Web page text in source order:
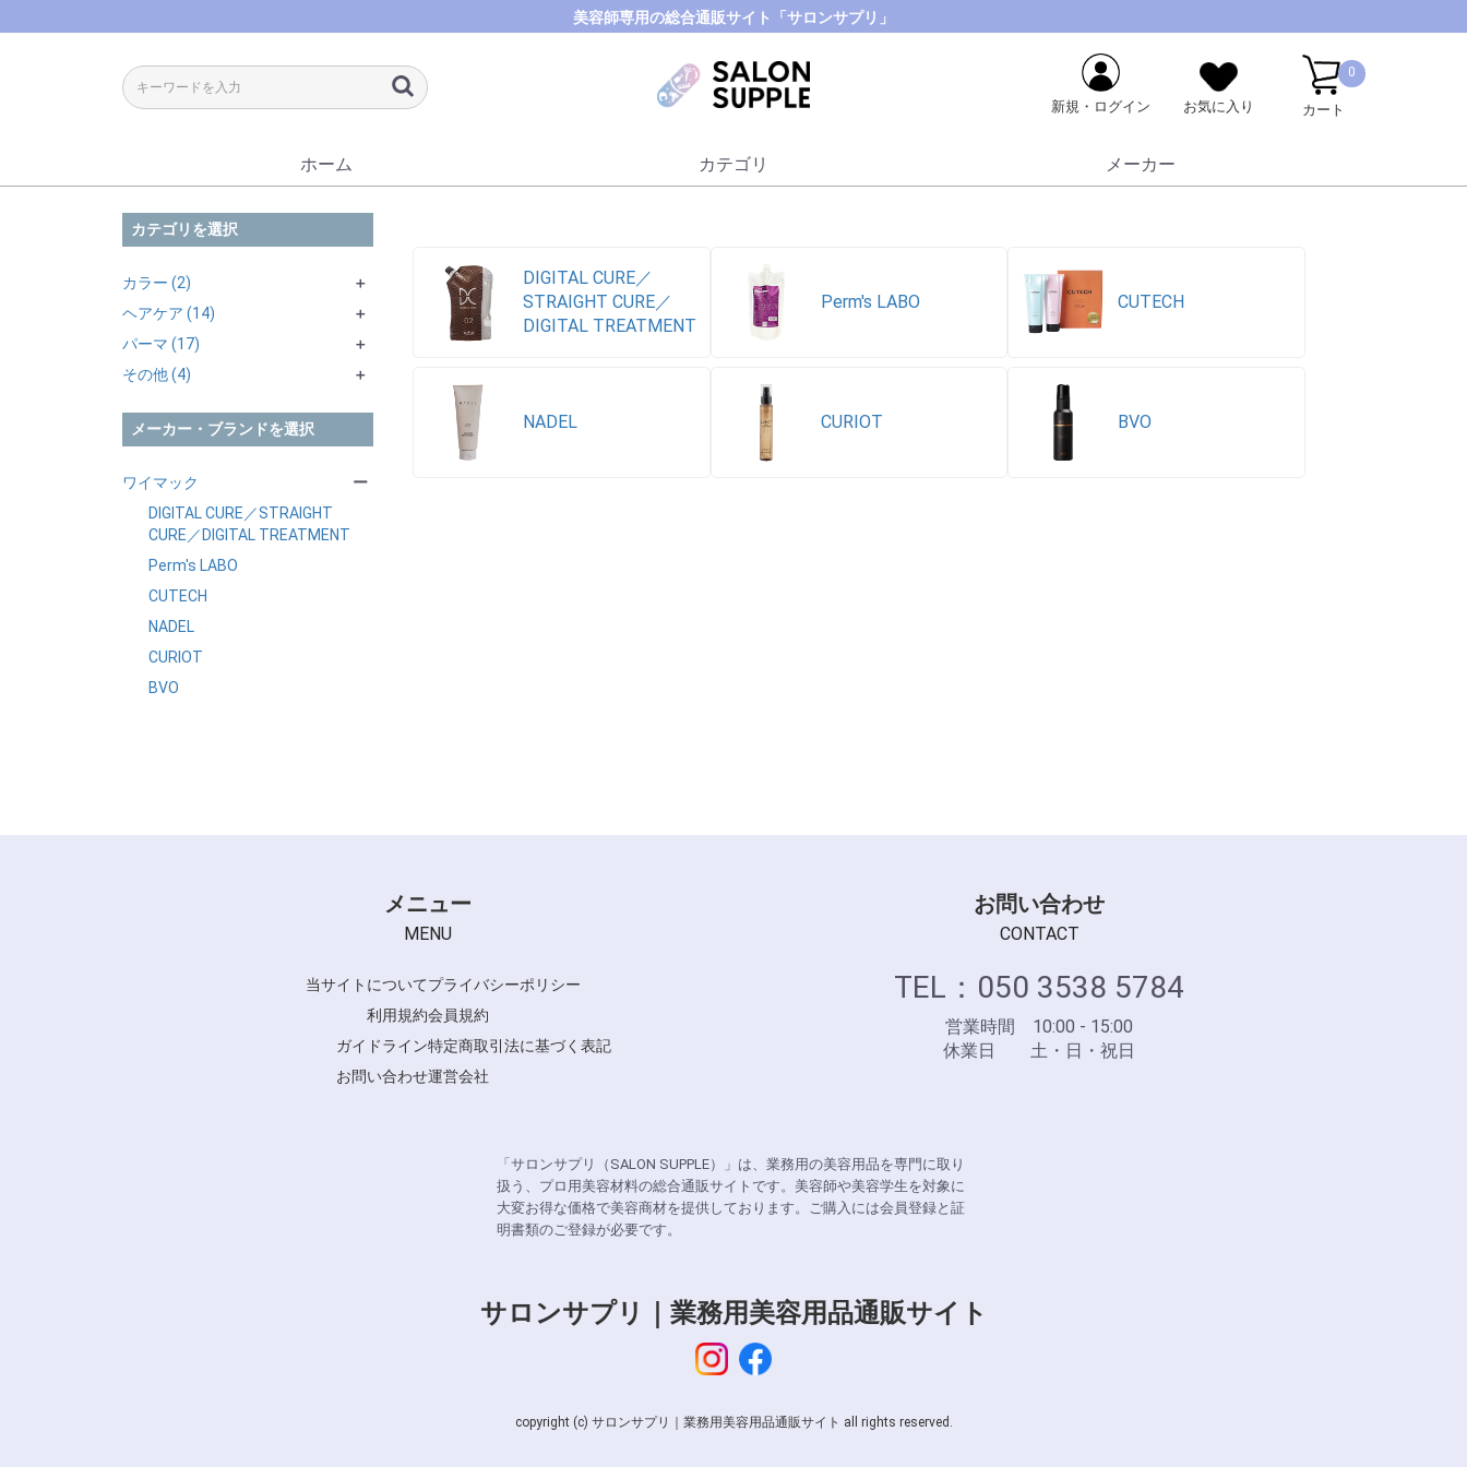
美容師専用の総合通販サイト「サロンサプリ」
新規・ログイン お気に入り
0
カート
ホーム カテゴリ メーカー
カテゴリを選択
カラー (2)
オキシ (2)
その他 (2)
＋
＋
ヘアケア (14)
シャンプー (3)
トリートメント・マスク (9)
＋
パーマ (17)
パーマ1剤 (1)
＋
ストレート1剤 (8)
シス系 (1)
前処理剤 (1)
その他 (3)
GMT (1)
その他 (2)
＋
その他 (4)
スキンケア類 (3)
＋
メーカー・ブランドを選択
ワイマック
DIGITAL CURE／STRAIGHT
CURE／DIGITAL TREATMENT
Perm′s LABO
CUTECH
NADEL
CURIOT
BVO
ー
DIGITAL CURE／
STRAIGHT CURE／
DIGITAL TREATMENT
Perm′s LABO CUTECH
NADEL CURIOT BVO
メニュー
MENU
当サイトについてプライバシーポリシー
利用規約会員規約
ガイドライン特定商取引法に基づく表記
お問い合わせ運営会社
お問い合わせ
CONTACT
TEL：050 3538 5784
営業時間 10:00 - 15:00
休業日 土・日・祝日
「サロンサプリ（SALON SUPPLE）」は、業務用の美容用品を専門に取り
扱う、プロ用美容材料の総合通販サイトです。美容師や美容学生を対象に
大変お得な価格で美容商材を提供しております。ご購入には会員登録と証
明書類のご登録が必要です。
サロンサプリ｜業務用美容用品通販サイト
copyright (c) サロンサプリ｜業務用美容用品通販サイト all rights reserved.